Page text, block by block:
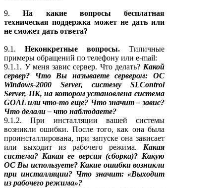
9.На какие вопросы бесплатная
техническая поддержка может не дать или
не сможет дать ответа?
9.1. Неконкретные вопросы. Типичные
примеры обращений по телефону или e-mail:
9.1.1. У меня завис сервер. Что делать? Какой
сервер? Что Вы называете сервером: ОС
Windows-2000 Server, систему SLControl
Server, ПК, на котором установлена система
GOAL или что-то еще? Что значит – завис?
Что делали – что наблюдаете?
9.1.2. При инсталляции вашей системы
возникли ошибки. После того, как она была
проинсталлирована, при запуске она зависает
или выходит из рабочего режима. Какая
система? Какая ее версия (сборка)? Какую
ОС Вы используете? Какие ошибки возникли
при инсталляции? Что значит: «Выходит
из рабочего режима»?